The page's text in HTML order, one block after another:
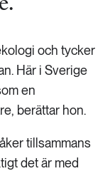
och tycker
Här i Sverige
en
berättar hon.
tillsammans
det är med